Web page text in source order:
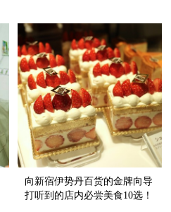
向新宿伊势丹百货的金牌向导
打听到的店内必尝美食10选！